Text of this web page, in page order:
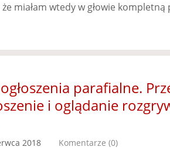
miałam wtedy w głowie
parafialne.
i oglądanie
2018 Komentarze (0)